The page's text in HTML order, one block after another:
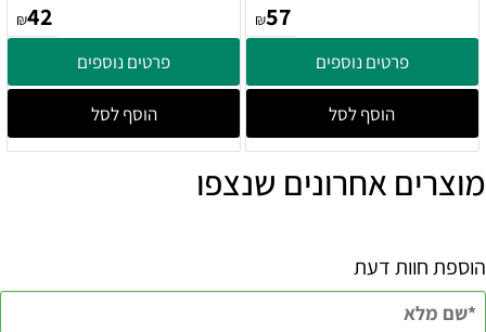
₪57
פרטים נוספים
הוסף לסל
₪42
פרטים נוספים
הוסף לסל
מוצרים אחרונים שנצפו
הוספת חוות דעת